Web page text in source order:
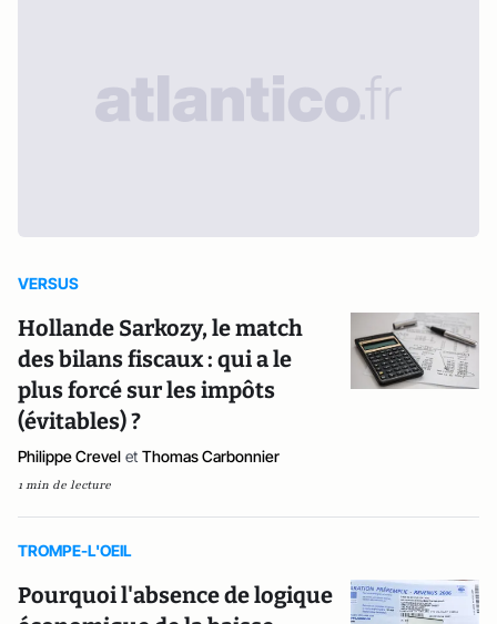
VERSUS
Hollande Sarkozy, le match
des bilans fiscaux : qui a le
plus forcé sur les impôts
(évitables) ?
Philippe Crevel et Thomas Carbonnier
1 min de lecture
TROMPE-L'OEIL
Pourquoi l'absence de logique